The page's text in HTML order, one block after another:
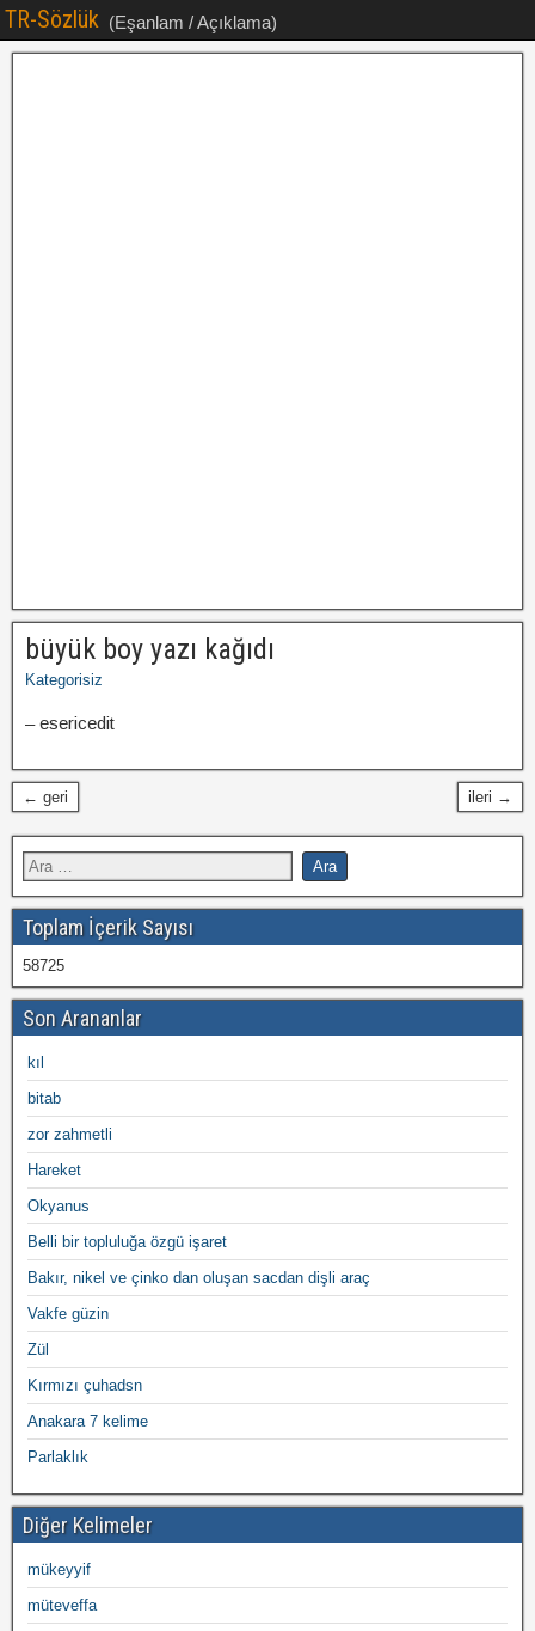
TR-Sözlük (Eşanlam / Açıklama)
büyük boy yazı kağıdı
Kategorisiz
– esericedit
← geri ileri →
Toplam İçerik Sayısı
58725
Son Arananlar
kıl
bitab
zor zahmetli
Hareket
Okyanus
Belli bir topluluğa özgü işaret
Bakır, nikel ve çinko dan oluşan sacdan dişli araç
Vakfe güzin
Zül
Kırmızı çuhadsn
Anakara 7 kelime
Parlaklık
Diğer Kelimeler
mükeyyif
müteveffa